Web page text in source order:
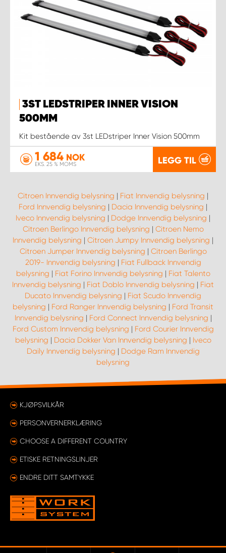
3ST LEDSTRIPER INNER VISION
500MM
Kit bestående av 3st LEDstriper Inner Vision 500mm
1 684 NOK
EKS. 25 % MOMS LEGG TIL
Citroen Innvendig belysning | Fiat Innvendig belysning |
Ford Innvendig belysning | Dacia Innvendig belysning |
Iveco Innvendig belysning | Dodge Innvendig belysning |
Citroen Berlingo Innvendig belysning | Citroen Nemo
Innvendig belysning | Citroen Jumpy Innvendig belysning |
Citroen Jumper Innvendig belysning | Citroen Berlingo
2019- Innvendig belysning | Fiat Fullback Innvendig
belysning | Fiat Forino Innvendig belysning | Fiat Talento
Innvendig belysning | Fiat Doblo Innvendig belysning | Fiat
Ducato Innvendig belysning | Fiat Scudo Innvendig
belysning | Ford Ranger Innvendig belysning | Ford Transit
Innvendig belysning | Ford Connect Innvendig belysning |
Ford Custom Innvendig belysning | Ford Courier Innvendig
belysning | Dacia Dokker Van Innvendig belysning | Iveco
Daily Innvendig belysning | Dodge Ram Innvendig
belysning
KJØPSVILKÅR
PERSONVERNERKLÆRING
CHOOSE A DIFFERENT COUNTRY
ETISKE RETNINGSLINJER
ENDRE DITT SAMTYKKE